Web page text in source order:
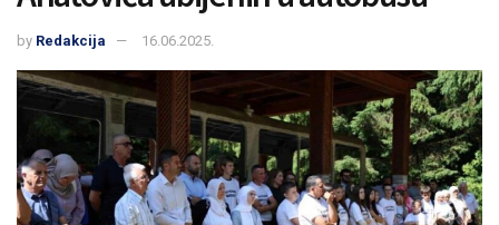
by Redakcija 16.06.2025.